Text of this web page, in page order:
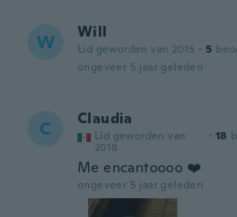
W Will
Lid geworden van 2015 · 5
ongeveer 5 jaar geleden
C Claudia
Lid geworden van
2018
· 18
Me encantoooo ❤️
ongeveer 5 jaar geleden